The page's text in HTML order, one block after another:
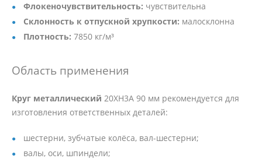
Флокеночувствительность: чувствительна
Склонность к отпускной хрупкости: малосклонна
Плотность: 7850 кг/м³
Область применения
Круг металлический 20ХН3А 90 мм рекомендуется для
изготовления ответственных деталей:
шестерни, зубчатые колёса, вал-шестерни;
валы, оси, шпиндели;